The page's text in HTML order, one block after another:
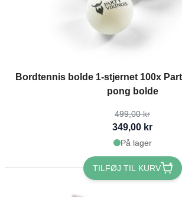
Bordtennis bolde 1-stjernet 100x
pong bolde
The price depends on the options chosen on
499,00 kr
349,00 kr
På lager
TILFØJ TIL KURV